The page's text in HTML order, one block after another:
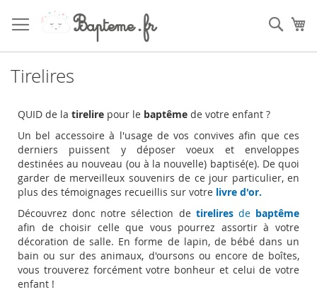
to
Content
Tirelires
QUID de la tirelire pour le baptême de votre enfant ?
Un bel accessoire à l'usage de vos convives afin que ces
derniers puissent y déposer voeux et enveloppes
destinées au nouveau (ou à la nouvelle) baptisé(e). De quoi
garder de merveilleux souvenirs de ce jour particulier, en
plus des témoignages recueillis sur votre livre d'or.
Découvrez donc notre sélection de tirelires de baptême
afin de choisir celle que vous pourrez assortir à votre
décoration de salle. En forme de lapin, de bébé dans un
bain ou sur des animaux, d'oursons ou encore de boîtes,
vous trouverez forcément votre bonheur et celui de votre
enfant !